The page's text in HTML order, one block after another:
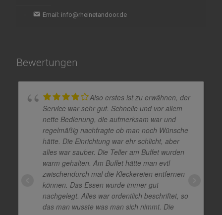
Email: info@rheinetandoor.de
Bewertungen
Also erstes ist zu erwähnen, der
Service war sehr gut. Schnelle und vor allem
nette Bedienung, die aufmerksam war und
regelmäßig nachfragte ob man noch Wünsche
hätte. Die Einrichtung war ehr schlicht, aber
alles war sauber. Die Teller am Buffet wurden
warm gehalten. Am Buffet hätte man evtl
zwischendurch mal die Kleckereien entfernen
können. Das Essen wurde immer gut
nachgelegt. Alles war ordentlich beschriftet, so
das man wusste was man sich nimmt. Die